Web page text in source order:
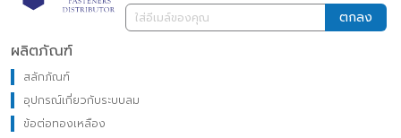
ตกลง
ผลิตภัณฑ์
สลักภัณฑ์
อุปกรณ์เกี่ยวกับระบบลม
ข้อต่อทองเหลือง